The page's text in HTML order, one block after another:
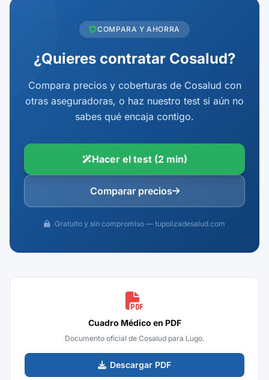
COMPARA Y AHORRA
¿Quieres contratar Cosalud?
Compara precios y coberturas de Cosalud con
otras aseguradoras, o haz nuestro test si aún no
sabes qué encaja contigo.
Hacer el test (2 min)
Comparar precios
Gratuito y sin compromiso — tupolizadesalud.com
Cuadro Médico en PDF
Documento oficial de Cosalud para Lugo.
Descargar PDF